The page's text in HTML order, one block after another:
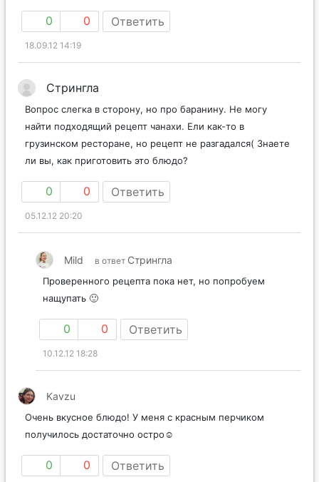
0 0 Ответить
18.09.12 14:19
Стрингла
Вопрос слегка в сторону, но про баранину. Не могу
найти подходящий рецепт чанахи. Ели как-то в
грузинском ресторане, но рецепт не разгадался( Знаете
ли вы, как приготовить это блюдо?
0 0 Ответить
05.12.12 20:20
Mild в ответ Стрингла
Проверенного рецепта пока нет, но попробуем
нащупать 🙂
0 0 Ответить
10.12.12 18:28
Kavzu
Очень вкусное блюдо! У меня с красным перчиком
получилось достаточно остро☺️
0 0 Ответить